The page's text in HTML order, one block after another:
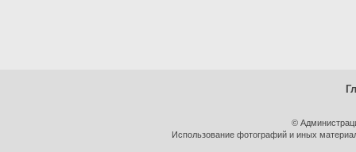
©
Использование фотографий и иных